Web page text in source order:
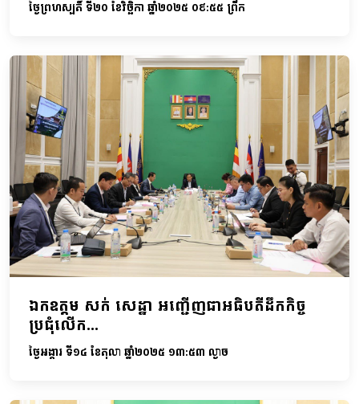
ថ្ងៃព្រហស្បតិ៍ ទី២០ ខែវិច្ឆិកា ឆ្នាំ២០២៥ ០៩:៥៥ ព្រឹក
ឯកឧត្តម សក់ សេដ្ឋា អញ្ជើញជាអធិបតីដឹកកិច្ច
ប្រជុំលើក...
ថ្ងៃអង្គារ ទី១៤ ខែតុលា ឆ្នាំ២០២៥ ១៣:៥៣ ល្ងាច